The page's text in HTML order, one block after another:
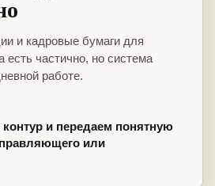
и кадровые бумаги для
есть частично, но система
работе.
и передаем понятную
или